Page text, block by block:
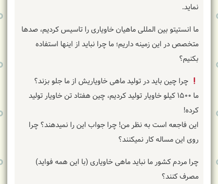
نماید.
ما انستیتو بین المللی ماهیان خاویاری را تاسیس کردیم، صدها
متخصص در این زمینه داریم؛ ما چرا نباید از اینها استفاده
بکنیم؟
چرا چین باید در تولید ماهی خاویاریش از ما جلو بزند؟
ما ۱۵۰۰ کیلو خاویار تولید کردیم، چین هفتاد تن خاویار تولید
کرده!
این فاجعه است به نظر من! چرا جواب این را نمیدهند؟ چرا
روی این مساله کار نمیکنند؟
چرا مردم کشور ما نباید ماهی خاویاری (با این همه فواید)
مصرف کنند؟